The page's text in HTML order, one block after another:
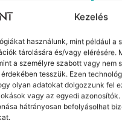
Kezelés
használunk, mint például a
tárolására és/vagy elérésére.
a személyre szabott vagy nem
tesszük. Ezen
olyan adatokat dolgozzunk fel
vagy az egyedi
hátrányosan befolyásolhat
a csomagod
alkatrészekre
az "Ismeretlen
S-széria) a gyárinál